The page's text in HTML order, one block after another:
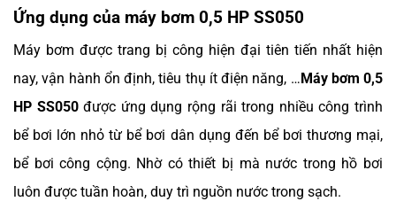
Ứng dụng của máy bơm 0,5 HP SS050
Máy bơm được trang bị công hiện đại tiên tiến nhất hiện
nay, vận hành ổn định, tiêu thụ ít điện năng, … Máy bơm 0,5
HP SS050được ứng dụng rộng rãi trong nhiều công trình
bể bơi lớn nhỏ từ bể bơi dân dụng đến bể bơi thương mại,
bể bơi công cộng. Nhờ có thiết bị mà nước trong hồ bơi
luôn được tuần hoàn, duy trì nguồn nước trong sạch.